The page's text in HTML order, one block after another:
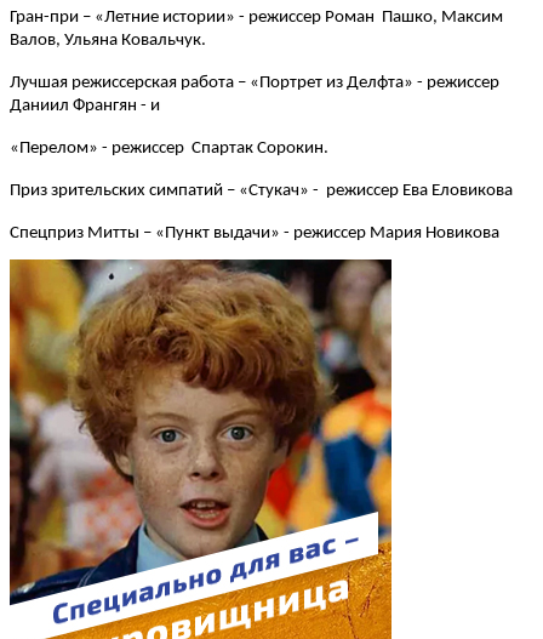
Гран-при – «Летние истории» - режиссер Роман Пашко, Максим
Валов, Ульяна Ковальчук.
Лучшая режиссерская работа – «Портрет из Делфта» - режиссер
Даниил Франгян - и
«Перелом» - режиссер Спартак Сорокин.
Приз зрительских симпатий – «Стукач» - режиссер Ева Еловикова
Спецприз Митты – «Пункт выдачи» - режиссер Мария Новикова